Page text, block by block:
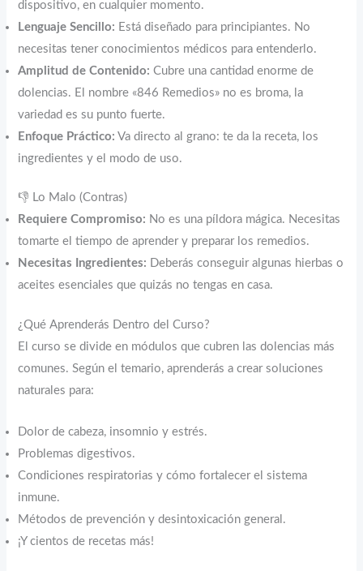
dispositivo, en cualquier momento.
Lenguaje Sencillo: Está diseñado para principiantes. No
necesitas tener conocimientos médicos para entenderlo.
Amplitud de Contenido: Cubre una cantidad enorme de
dolencias. El nombre «846 Remedios» no es broma, la
variedad es su punto fuerte.
Enfoque Práctico: Va directo al grano: te da la receta, los
ingredientes y el modo de uso.
👎 Lo Malo (Contras)
Requiere Compromiso: No es una píldora mágica. Necesitas
tomarte el tiempo de aprender y preparar los remedios.
Necesitas Ingredientes: Deberás conseguir algunas hierbas o
aceites esenciales que quizás no tengas en casa.
¿Qué Aprenderás Dentro del Curso?
El curso se divide en módulos que cubren las dolencias más
comunes. Según el temario, aprenderás a crear soluciones
naturales para:
Dolor de cabeza, insomnio y estrés.
Problemas digestivos.
Condiciones respiratorias y cómo fortalecer el sistema
inmune.
Métodos de prevención y desintoxicación general.
¡Y cientos de recetas más!